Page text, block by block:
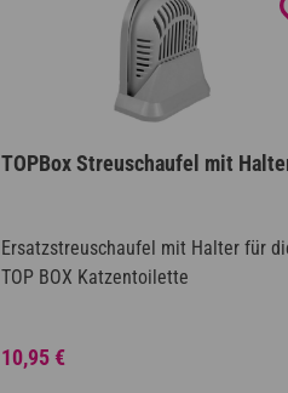
TOPBox Streuschaufel mit
Ersatzstreuschaufel mit Halter für
TOP BOX Katzentoilette
Regulärer Preis:
10,95 €